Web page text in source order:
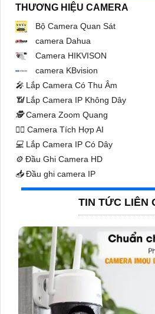
THƯƠNG HIỆU CAMERA
Bộ Camera Quan Sát
camera Dahua
Camera HIKVISON
camera KBvision
️🎤️ Lắp Camera Có Thu Âm
📶Lắp Camera IP Không Dây
🕵️Camera Zoom Quang
🧛‍♀️ Camera Tích Hợp AI
💻 Lắp Camera IP Có Dây
⚙️ Đầu Ghi Camera HD
📥Đầu ghi camera IP
TIN TỨC LIÊN